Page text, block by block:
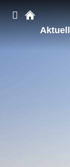
Aktuell